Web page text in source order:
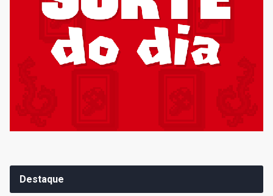
Destaque